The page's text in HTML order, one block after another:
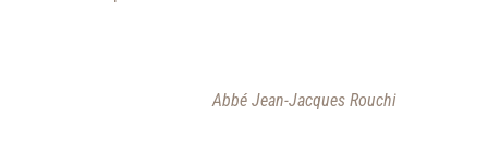
Abbé Jean-Jacques Rouchi